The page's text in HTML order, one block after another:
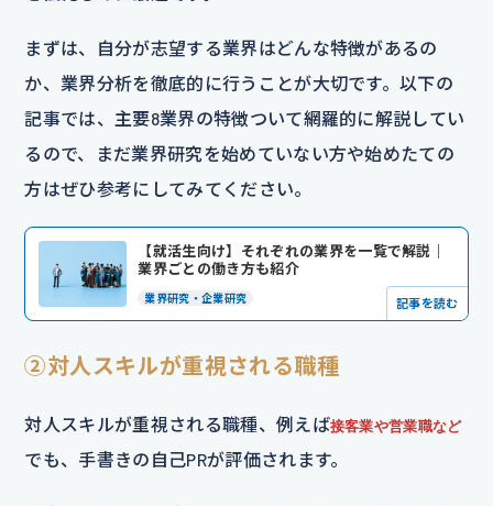
まずは、自分が志望する業界はどんな特徴があるの
か、業界分析を徹底的に行うことが大切です。以下の
記事では、主要8業界の特徴ついて網羅的に解説してい
るので、まだ業界研究を始めていない方や始めたての
方はぜひ参考にしてみてください。
【就活生向け】それぞれの業界を一覧で解説｜
業界ごとの働き方も紹介
業界研究・企業研究 記事を読む
②対人スキルが重視される職種
対人スキルが重視される職種、例えば接客業や営業職など
でも、手書きの自己PRが評価されます。